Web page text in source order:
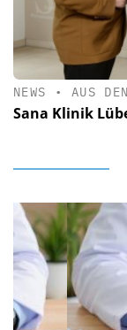
NEWS • AUS
Sana Klinik